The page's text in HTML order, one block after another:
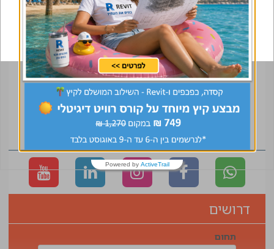
ואנשים
04.08.2026 רשימת משתתפים (מתעדכנת)
04.08.2026 יישום שיטת "התבנית המחליקה"
בבניית מגדל TOHA 2 בתל אביב
01.08.2026
כנס הנשים ה-2 כבר בדרך. מי יהיו
השותפים שיובילו אותו איתנו?
הצטרפו לקהילה
דרושים
תחום
Powered by ActiveTrail